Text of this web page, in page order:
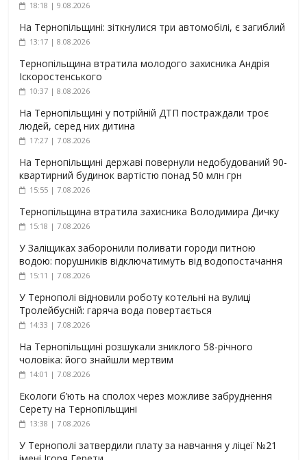
18:18 | 9.08.2026
На Тернопільщині: зіткнулися три автомобілі, є загиблий
13:17 | 8.08.2026
Тернопільщина втратила молодого захисника Андрія
Іскоростенського
10:37 | 8.08.2026
На Тернопільщині у потрійній ДТП постраждали троє
людей, серед них дитина
17:27 | 7.08.2026
На Тернопільщині державі повернули недобудований 90-
квартирний будинок вартістю понад 50 млн грн
15:55 | 7.08.2026
Тернопільщина втратила захисника Володимира Дичку
15:18 | 7.08.2026
У Заліщиках заборонили поливати городи питною
водою: порушників відключатимуть від водопостачання
15:11 | 7.08.2026
У Тернополі відновили роботу котельні на вулиці
Тролейбусній: гаряча вода повертається
14:33 | 7.08.2026
На Тернопільщині розшукали зниклого 58-річного
чоловіка: його знайшли мертвим
14:01 | 7.08.2026
Екологи б’ють на сполох через можливе забруднення
Серету на Тернопільщині
13:38 | 7.08.2026
У Тернополі затвердили плату за навчання у ліцеї №21